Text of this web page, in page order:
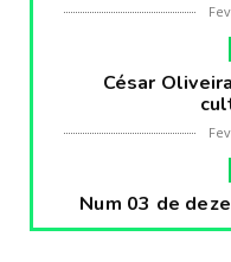
César
Num 03 de